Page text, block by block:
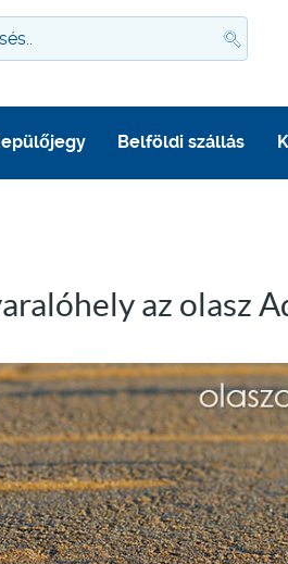
Belföldi szállás
az olasz